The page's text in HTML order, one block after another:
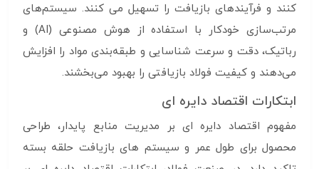
کنند و فرآیندهای بازیافت را تسهیل می کنند. سیستم‌های
مرتب‌سازی خودکار با استفاده از هوش مصنوعی (AI) و
رباتیک، دقت و سرعت شناسایی و طبقه‌بندی مواد را افزایش
می‌دهند و کیفیت فولاد بازیافتی را بهبود می‌بخشند.
ابتکارات اقتصاد دایره ای
مفهوم اقتصاد دایره ای بر مدیریت منابع پایدار، طراحی
محصول برای طول عمر و سیستم های بازیافت حلقه بسته